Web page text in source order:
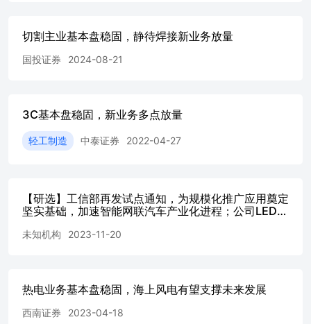
车载场景，规模交付能力得到客户验证....................102.2.2.
化能力构筑竞争壁垒
向多类车用传感器延伸，单车封装价值量有望进一步扩容
Anteryon承接欧洲精密光学积累，“封装+光学”协同布局逐步
设计到晶圆级光学制造，一站式能力支撑多元应用拓展
型器件规模生产
产品延伸
光学切入晶圆量检测关键链路，半导体设备客户强化技术含
作增强订单稳定性......................163.4.由光学元件向模块和
整子系统延伸..............................................173.4.2.以单机
切割主业基本盘稳固，静待焊接新业务放量
国投证券 2024-08-21
3C基本盘稳固，新业务多点放量
轻工制造 中泰证券 2022-04-27
【研选】工信部再发试点通知，为规模化推广应用奠定
坚实基础，加速智能网联汽车产业化进程；公司LED全
一步提升，作 为“现金牛”业务稳固收入利润基本盘
未知机构 2023-11-20
热电业务基本盘稳固，海上风电有望支撑未来发展
西南证券 2023-04-18